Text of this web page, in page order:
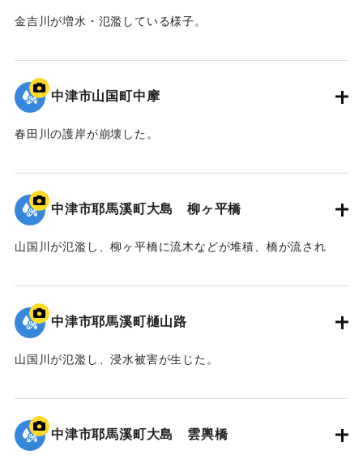
金吉川が増水・氾濫している様子。
｜固有コード:09922043
中津市山国町中摩
春田川の護岸が崩壊した。
｜固有コード:09922042
中津市耶馬溪町大島 柳ヶ平橋
山国川が氾濫し、柳ヶ平橋に流木などが堆積、橋が流され
｜固有コード:
中津市耶馬溪町樋山路
山国川が氾濫し、浸水被害が生じた。
｜固有コード:09922040
中津市耶馬溪町大島 雲輿橋